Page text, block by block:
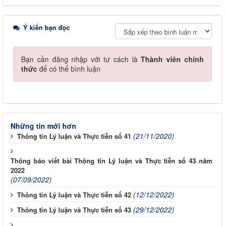
Ý kiến bạn đọc
Bạn cần đăng nhập với tư cách làThành viên chính
thức để có thể bình luận
Những tin mới hơn
Thông tin Lý luận và Thực tiễn số 41 (21/11/2020)
Thông báo viết bài Thông tin Lý luận và Thực tiễn số 43 năm
2022
(07/09/2022)
Thông tin Lý luận và Thực tiễn số 42 (12/12/2022)
Thông tin Lý luận và Thực tiễn số 43 (29/12/2022)